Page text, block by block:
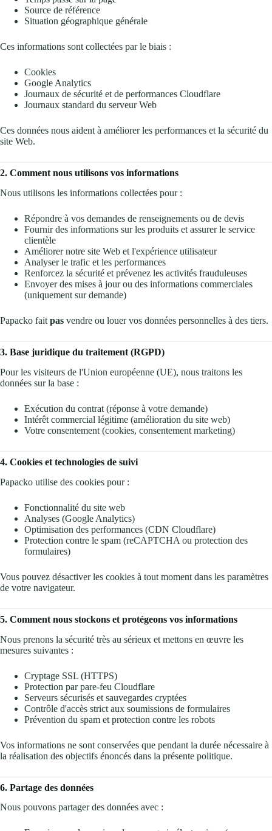
Source de référence
Situation géographique générale
Ces informations sont collectées par le biais :
Cookies
Google Analytics
Journaux de sécurité et de performances Cloudflare
Journaux standard du serveur Web
Ces données nous aident à améliorer les performances et la sécurité du
site Web.
2. Comment nous utilisons vos informations
Nous utilisons les informations collectées pour :
Répondre à vos demandes de renseignements ou de devis
Fournir des informations sur les produits et assurer le service
clientèle
Améliorer notre site Web et l'expérience utilisateur
Analyser le trafic et les performances
Renforcez la sécurité et prévenez les activités frauduleuses
Envoyer des mises à jour ou des informations commerciales
(uniquement sur demande)
Papacko fait pas vendre ou louer vos données personnelles à des tiers.
3. Base juridique du traitement (RGPD)
Pour les visiteurs de l'Union européenne (UE), nous traitons les
données sur la base :
Exécution du contrat (réponse à votre demande)
Intérêt commercial légitime (amélioration du site web)
Votre consentement (cookies, consentement marketing)
4. Cookies et technologies de suivi
Papacko utilise des cookies pour :
Fonctionnalité du site web
Analyses (Google Analytics)
Optimisation des performances (CDN Cloudflare)
Protection contre le spam (reCAPTCHA ou protection des
formulaires)
Vous pouvez désactiver les cookies à tout moment dans les paramètres
de votre navigateur.
5. Comment nous stockons et protégeons vos informations
Nous prenons la sécurité très au sérieux et mettons en œuvre les
mesures suivantes :
Cryptage SSL (HTTPS)
Protection par pare-feu Cloudflare
Serveurs sécurisés et sauvegardes cryptées
Contrôle d'accès strict aux soumissions de formulaires
Prévention du spam et protection contre les robots
Vos informations ne sont conservées que pendant la durée nécessaire à
la réalisation des objectifs énoncés dans la présente politique.
6. Partage des données
Nous pouvons partager des données avec :